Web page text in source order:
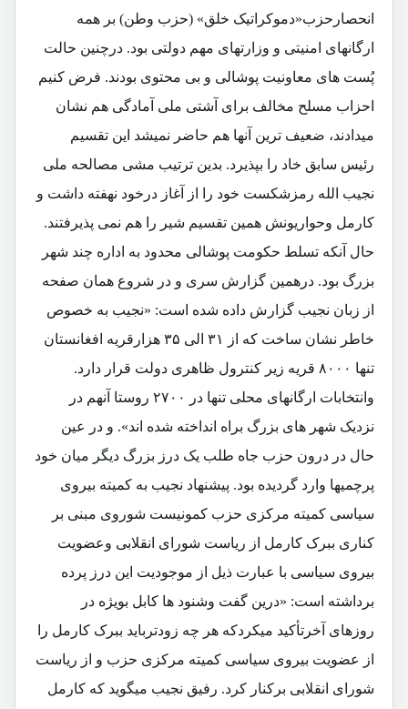
انحصارحزب«دموکراتیک خلق» (حزب وطن) بر همه
ارگانهای امنیتی و وزارتهای مهم دولتی بود. درچنین حالت
پُست های معاونیت پوشالی و بی محتوی بودند. فرض کنیم
احزاب مسلح مخالف برای آشتی ملی آمادگی هم نشان
میدادند، ضعیف ترین آنها هم حاضر نمیشد این تقسیم
رئیس سابق خاد را بپذیرد. بدین ترتیب مشی مصالحه ملی
نجیب الله رمزشکست خود را از آغاز درخود نهفته داشت و
کارمل وحواریونش همین تقسیم شیر را هم نمی پذیرفتند.
حال آنکه تسلط حکومت پوشالی محدود به اداره چند شهر
بزرگ بود. درهمین گزارش سری و در شروع همان صفحه
از زبان نجیب گزارش داده شده است: «نجیب به خصوص
خاطر نشان ساخت که از ۳۱ الی ۳۵ هزارقریه افغانستان
تنها ۸۰۰۰ قریه زیر کنترول ظاهری دولت قرار دارد.
وانتخابات ارگانهای محلی تنها در ۲۷۰۰ روستا آنهم در
نزدیک شهر های بزرگ براه انداخته شده اند». و در عین
حال در درون حزب جاه طلب یک درز بزرگ دیگر میان خود
پرچمیها وارد گردیده بود. پیشنهاد نجیب به کمیته بیروی
سیاسی کمیته مرکزی حزب کمونیست شوروی مبنی بر
کناری ببرک کارمل از ریاست شورای انقلابی وعضویت
بیروی سیاسی با عبارت ذیل از موجودیت این درز پرده
برداشته است: «درین گفت وشنود ها کابل بویژه در
روزهای آخرتأکید میکردکه هر چه زودترباید ببرک کارمل را
از عضویت بیروی سیاسی کمیته مرکزی حزب و از ریاست
شورای انقلابی برکنار کرد. رفیق نجیب میگوید که کارمل